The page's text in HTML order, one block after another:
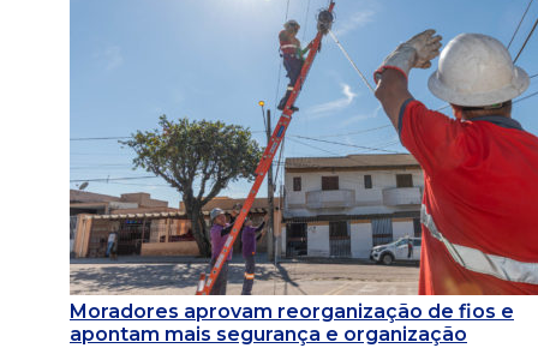
Moradores aprovam reorganização de fios e
apontam mais segurança e organização